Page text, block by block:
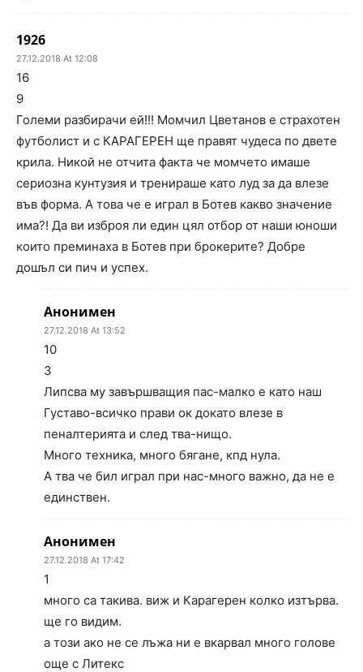
1926
27.12.2018 At 12:08
16
9
Големи разбирачи ей!!! Момчил Цветанов е страхотен
футболист и с КАРАГЕРЕН ще правят чудеса по двете
крила. Никой не отчита факта че момчето имаше
сериозна кунтузия и тренираше като луд за да влезе
във форма. А това че е играл в Ботев какво значение
има?! Да ви изброя ли един цял отбор от наши юноши
които преминаха в Ботев при брокерите? Добре
дошъл си пич и успех.
Анонимен
27.12.2018 At 13:52
10
3
Липсва му завършващия пас-малко е като наш
Густаво-всичко прави ок докато влезе в
пеналтерията и след тва-нищо.
Много техника, много бягане, кпд нула.
А тва че бил играл при нас-много важно, да не е
единствен.
Анонимен
27.12.2018 At 17:42
1
много са такива. виж и Карагерен колко изтърва.
ще го видим.
а този ако не се лъжа ни е вкарвал много голове
още с Литекс